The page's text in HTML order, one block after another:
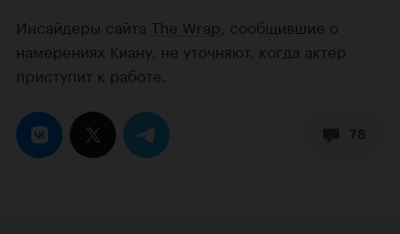
Инсайдеры сайта The Wrap , сообщившие о
намерениях Киану, не уточняют, когда актер
приступит к работе.